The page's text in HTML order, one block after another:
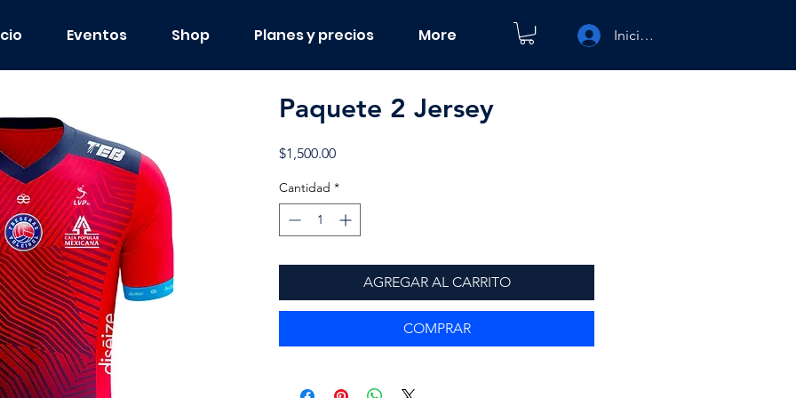
Eventos Shop Planes y precios More Iniciar sesión
Paquete 2 Jersey
$1,500.00Precio
Cantidad *
AGREGAR AL CARRITO
COMPRAR